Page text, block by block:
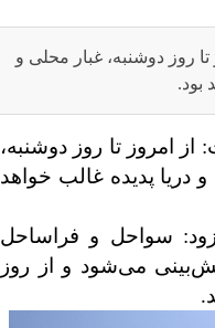
روز دوشنبه، غبار محلی و
بود.
امروز تا روز دوشنبه،
پدیده غالب خواهد
سواحل و فراساحل
می‌شود و از روز